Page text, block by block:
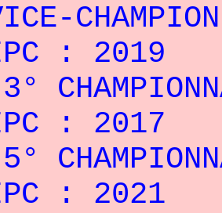
: 2019
: 2017
: 2021